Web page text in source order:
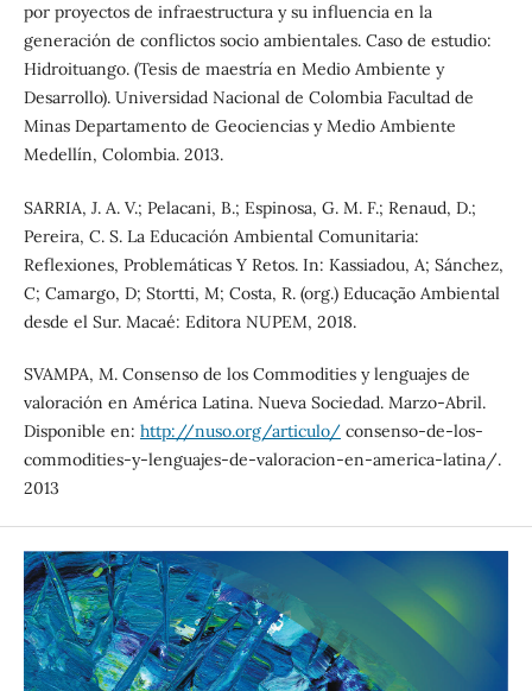
por proyectos de infraestructura y su influencia en la
generación de conflictos socio ambientales. Caso de estudio:
Hidroituango. (Tesis de maestría en Medio Ambiente y
Desarrollo). Universidad Nacional de Colombia Facultad de
Minas Departamento de Geociencias y Medio Ambiente
Medellín, Colombia. 2013.
SARRIA, J. A. V.; Pelacani, B.; Espinosa, G. M. F.; Renaud, D.;
Pereira, C. S. La Educación Ambiental Comunitaria:
Reflexiones, Problemáticas Y Retos. In: Kassiadou, A; Sánchez,
C; Camargo, D; Stortti, M; Costa, R. (org.) Educação Ambiental
desde el Sur. Macaé: Editora NUPEM, 2018.
SVAMPA, M. Consenso de los Commodities y lenguajes de
valoración en América Latina. Nueva Sociedad. Marzo-Abril.
Disponible en: http://nuso.org/articulo/consenso-de-los-
commodities-y-lenguajes-de-valoracion-en-america-latina/.
2013